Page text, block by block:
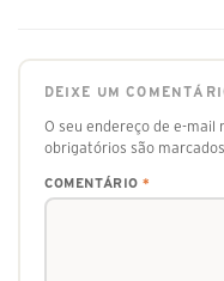
DEIXE UM
O seu endereço de e-mail
obrigatórios são
COMENTÁRIO *